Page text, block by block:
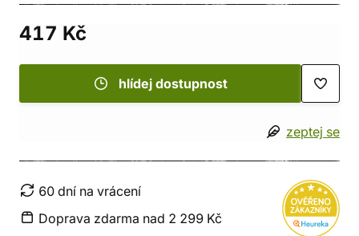
417 Kč
hlídej dostupnost
zeptej se
60 dní na vrácení
Doprava zdarma nad 2 299 Kč